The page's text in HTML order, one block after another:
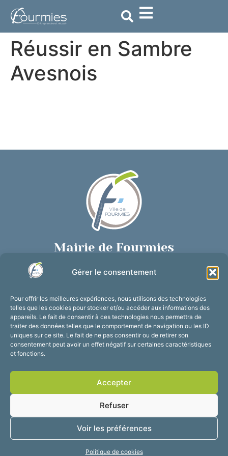
Gérer le consentement
Pour offrir les meilleures expériences, nous utilisons des technologies
telles que les cookies pour stocker et/ou accéder aux informations des
appareils. Le fait de consentir à ces technologies nous permettra de
traiter des données telles que le comportement de navigation ou les ID
uniques sur ce site. Le fait de ne pas consentir ou de retirer son
consentement peut avoir un effet négatif sur certaines caractéristiques
et fonctions.
Accepter
Refuser
Voir les préférences
Politique de cookies
principal
Réussir en Sambre
Avesnois
Mairie de Fourmies
03 27 59 69 79
Horaires d’ouverture
Du lundi au vendredi :
de 8h30 à 12h et de 13h30 à 17h30
Suivez-nous !
Accessibilité
Mentions légales
2025 © Propulsé par